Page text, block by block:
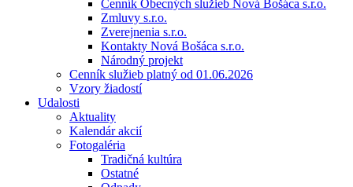
Cenník Obecných služieb Nová Bošáca s.r.o.
Zmluvy s.r.o.
Zverejnenia s.r.o.
Kontakty Nová Bošáca s.r.o.
Národný projekt
Cenník služieb platný od 01.06.2026
Vzory žiadostí
Udalosti
Aktuality
Kalendár akcií
Fotogaléria
Tradičná kultúra
Ostatné